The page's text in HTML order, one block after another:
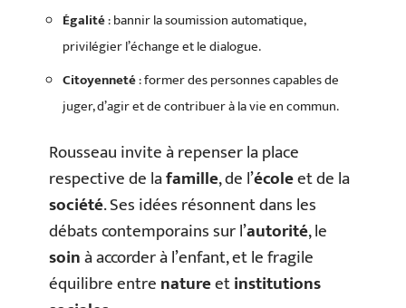
Égalité: bannir la soumission automatique,
privilégier l’échange et le dialogue.
Citoyenneté: former des personnes capables de
juger, d’agir et de contribuer à la vie en commun.
Rousseau invite à repenser la place
respective de lafamille, de l’écoleet de la
société. Ses idées résonnent dans les
débats contemporains sur l’autorité, le
soinà accorder à l’enfant, et le fragile
équilibre entrenatureetinstitutions